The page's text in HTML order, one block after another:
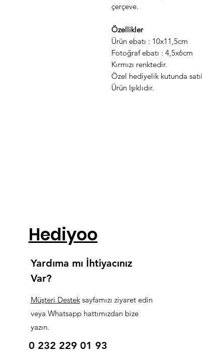
çerçeve.
Özellikler
Ürün ebatı : 10x11,5cm
Fotoğraf ebatı : 4,5x6cm
Kırmızı renktedir.
Özel hediyelik kutunda
Ürün Işıklıdır.
Hediyoo
Yardıma mı İhtiyacınız
Var?
Müşteri Desteksayfamızı ziyaret edin
veya Whatsapp hattımızdan bize
yazın.
0 232 229 01 93